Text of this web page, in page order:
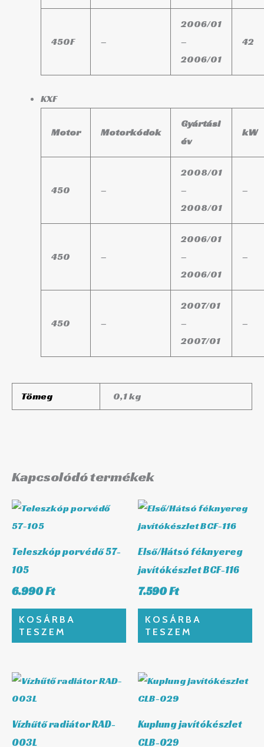
450F –
2006/01
–
2006/01
42
KXF
Motor Motorkódok
Gyártási
év
kW
450 –
2008/01
–
2008/01
–
450 –
2006/01
–
2006/01
–
450 –
2007/01
–
2007/01
–
Tömeg 0,1 kg
Kapcsolódó termékek
Teleszkóp porvédő 57-
105
6.990Ft
KOSÁRBA
TESZEM
Első/Hátsó féknyereg
javítókészlet BCF-116
7.590Ft
KOSÁRBA
TESZEM
Vízhűtő radiátor RAD-
003L
Kuplung javítókészlet
CLB-029